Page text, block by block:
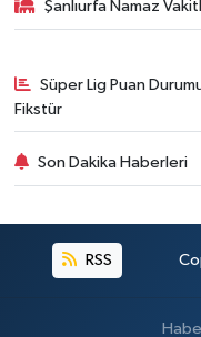
Şanlıurfa Namaz
Süper Lig Puan
Fikstür
Son Dakika Haberleri
RSS